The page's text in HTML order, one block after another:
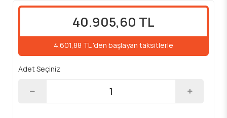
40.905,60 TL
4.601,88 TL 'den başlayan taksitlerle
Adet Seçiniz